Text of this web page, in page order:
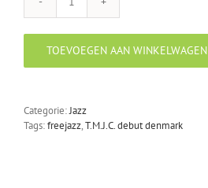
the
jazz
quintet
original
denmark
1969
TOEVOEGEN AAN WINKELWAGEN
Categorie:Jazz
Tags:freejazz,T.M.J.C. debut denmark